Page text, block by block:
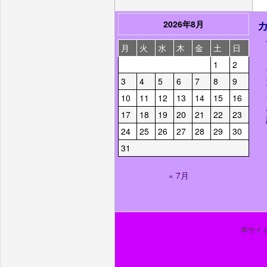
2026年8月
月
火 水 木 金 土
日
1
2
3
4 5 6 7 8
9
10
11 12 13 14 15
16
17
18 19 20 21 22
23
24
25 26 27 28 29
30
31
« 7月
本サイ